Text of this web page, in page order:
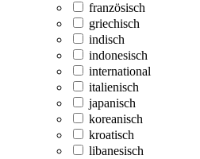
französisch
griechisch
indisch
indonesisch
international
italienisch
japanisch
koreanisch
kroatisch
libanesisch